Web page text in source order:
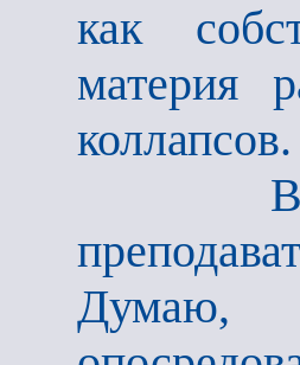
как
материя
коллапсов.
Думаю,